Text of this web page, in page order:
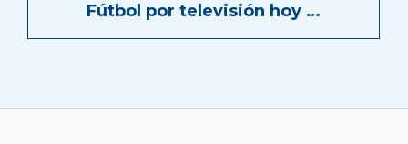
Fútbol por televisión hoy …